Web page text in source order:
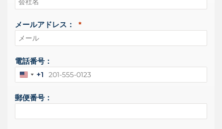
メールアドレス：
電話番号：
ア
リ
合
+1
郵便番号：